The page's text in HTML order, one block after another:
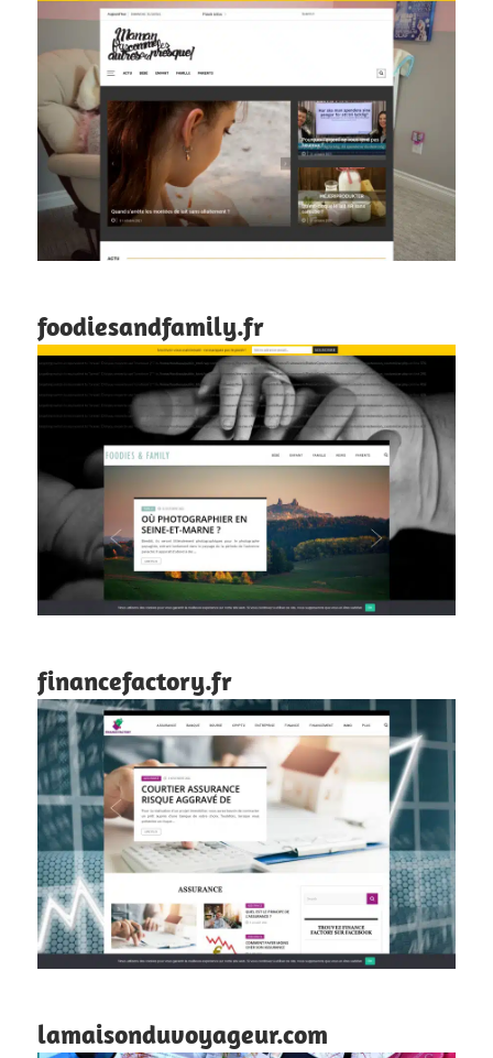
foodiesandfamily.fr
financefactory.fr
lamaisonduvoyageur.com